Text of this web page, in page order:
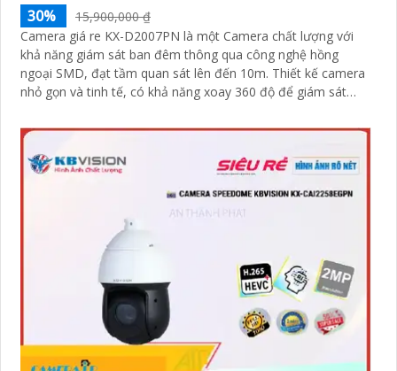
30%
15,900,000 ₫
Camera giá re KX-D2007PN là một Camera chất lượng với
khả năng giám sát ban đêm thông qua công nghệ hồng
ngoại SMD, đạt tầm quan sát lên đến 10m. Thiết kế camera
nhỏ gọn và tinh tế, có khả năng xoay 360 độ để giám sát